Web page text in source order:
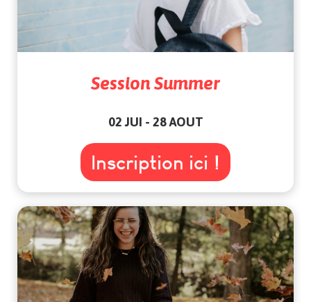
Session Summer
02 JUI - 28 AOUT
Inscription ici !